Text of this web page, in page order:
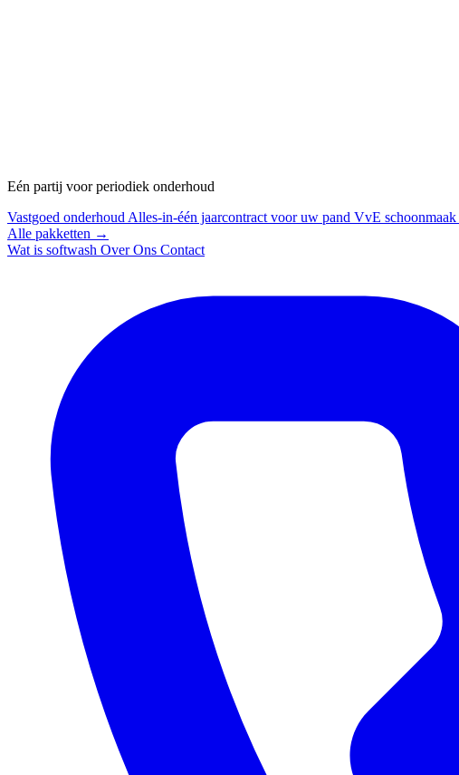
Eén partij voor periodiek onderhoud
Vastgoed onderhoud Alles-in-één jaarcontract voor uw pand VvE schoonmaak
Alle pakketten →
Wat is softwash Over Ons Contact